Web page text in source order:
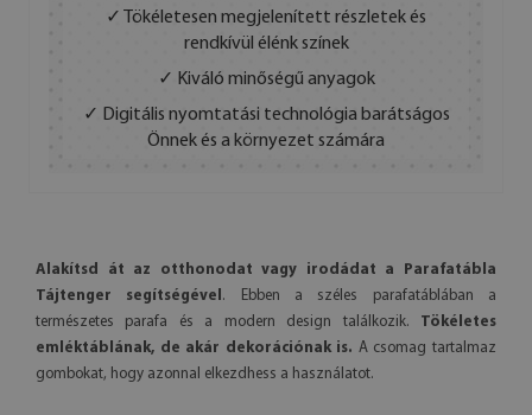
✓ Tökéletesen megjelenített részletek és
rendkívül élénk színek
✓ Kiváló minőségű anyagok
✓ Digitális nyomtatási technológia barátságos
Önnek és a környezet számára
Alakítsd át az otthonodat vagy irodádat a Parafatábla
Tájtenger segítségével . Ebben a széles parafatáblában a
természetes parafa és a modern design találkozik. Tökéletes
emléktáblának, de akár dekorációnak is. A csomag tartalmaz
gombokat, hogy azonnal elkezdhess a használatot.